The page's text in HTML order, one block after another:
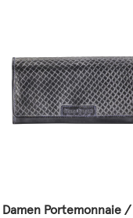
Portemonnaie